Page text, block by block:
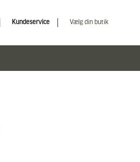
Kundeservice Vælg din butik